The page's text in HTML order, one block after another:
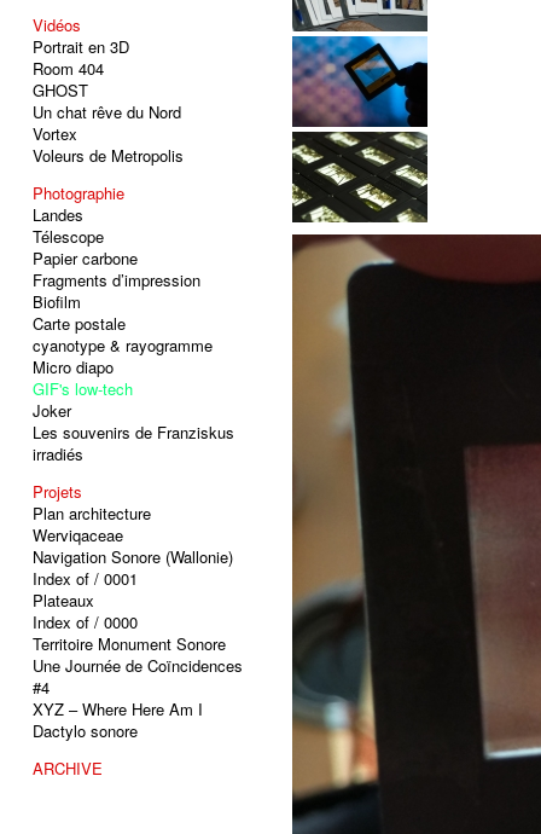
Vidéos
Portrait en 3D
Room 404
GHOST
Un chat rêve du Nord
Vortex
Voleurs de Metropolis
Photographie
Landes
Télescope
Papier carbone
Fragments d’impression
Biofilm
Carte postale
cyanotype & rayogramme
Micro diapo
GIF's low-tech
Joker
Les souvenirs de Franziskus
irradiés
Projets
Plan architecture
Werviqaceae
Navigation Sonore (Wallonie)
Index of / 0001
Plateaux
Index of / 0000
Territoire Monument Sonore
Une Journée de Coïncidences
#4
XYZ – Where Here Am I
Dactylo sonore
ARCHIVE